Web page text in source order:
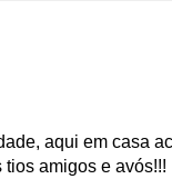
aqui em casa
amigos e avós!!!